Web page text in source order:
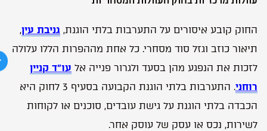
החוק קובע איסורים על התערבות בלתי הוגנת,גניבת עין,
תיאור כוזב וגזל סוד מסחרי. כל אחת מההפרות הללו עלולה
לזכות את הנפגע מהן בסעד ולגרור פנייה אלעו”ד קניין
רוחני
. התערבות בלתי הוגנת הקבועה בסעיף 3 לחוק היא
הכבדה בלתי הוגנת על גישת עובדים, סוכנים או לקוחות
לשירות, נכס או עסק של עוסק אחר.